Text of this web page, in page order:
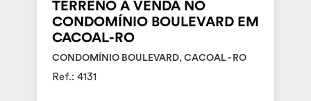
TERRENO À VENDA NO
CONDOMÍNIO BOULEVARD EM
CACOAL-RO
CONDOMÍNIO BOULEVARD, CACOAL - RO
Ref.: 4131